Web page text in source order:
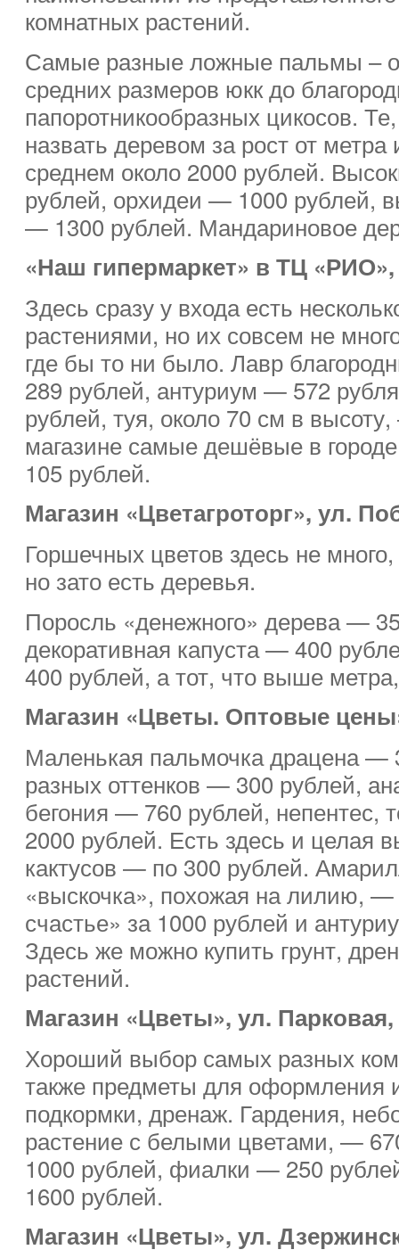
комнатных растений.
Самые разные ложные пальмы –
средних размеров юкк до
папоротникообразных цикосов.
назвать деревом за рост от
среднем около 2000 рублей.
рублей, орхидеи — 1000 рублей,
— 1300 рублей. Мандариновое
«Наш гипермаркет» в ТЦ
Здесь сразу у входа есть
растениями, но их совсем не
где бы то ни было. Лавр
289 рублей, антуриум — 572
рублей, туя, около 70 см в
магазине самые дешёвые в
105 рублей.
Магазин «Цветагроторг», ул.
Горшечных цветов здесь не
но зато есть деревья.
Поросль «денежного» дерева —
декоративная капуста — 400
400 рублей, а тот, что выше
Магазин «Цветы. Оптовые
Маленькая пальмочка драцена —
разных оттенков — 300 рублей,
бегония — 760 рублей,
2000 рублей. Есть здесь и целая
кактусов — по 300 рублей.
«выскочка», похожая на лилию, —
счастье» за 1000 рублей и
Здесь же можно купить грунт,
растений.
Магазин «Цветы», ул. Парковая,
Хороший выбор самых разных
также предметы для оформления
подкормки, дренаж. Гардения,
растение с белыми цветами, —
1000 рублей, фиалки — 250
1600 рублей.
Магазин «Цветы», ул.